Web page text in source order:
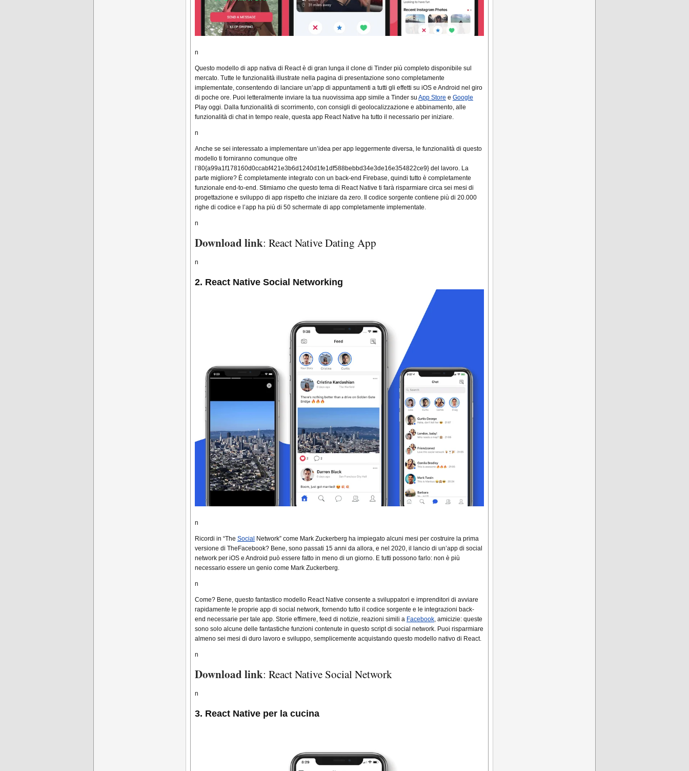
n
Questo modello di app nativa di React è di gran lunga il clone di Tinder più completo disponibile sul
mercato. Tutte le funzionalità illustrate nella pagina di presentazione sono completamente
implementate, consentendo di lanciare un’app di appuntamenti a tutti gli effetti su iOS e Android nel giro
di poche ore. Puoi letteralmente inviare la tua nuovissima app simile a Tinder su App Store e Google
Play oggi. Dalla funzionalità di scorrimento, con consigli di geolocalizzazione e abbinamento, alle
funzionalità di chat in tempo reale, questa app React Native ha tutto il necessario per iniziare.
n
Anche se sei interessato a implementare un’idea per app leggermente diversa, le funzionalità di questo
modello ti forniranno comunque oltre
l’80{a99a1f178160d0ccabf421e3b6d1240d1fe1df588bebbd34e3de16e354822ce9} del lavoro. La
parte migliore? È completamente integrato con un back-end Firebase, quindi tutto è completamente
funzionale end-to-end. Stimiamo che questo tema di React Native ti farà risparmiare circa sei mesi di
progettazione e sviluppo di app rispetto che iniziare da zero. Il codice sorgente contiene più di 20.000
righe di codice e l’app ha più di 50 schermate di app completamente implementate.
n
Download link: React Native Dating App
n
2. React Native Social Networking
n
Ricordi in “The Social Network” come Mark Zuckerberg ha impiegato alcuni mesi per costruire la prima
versione di TheFacebook? Bene, sono passati 15 anni da allora, e nel 2020, il lancio di un’app di social
network per iOS e Android può essere fatto in meno di un giorno. E tutti possono farlo: non è più
necessario essere un genio come Mark Zuckerberg.
n
Come? Bene, questo fantastico modello React Native consente a sviluppatori e imprenditori di avviare
rapidamente le proprie app di social network, fornendo tutto il codice sorgente e le integrazioni back-
end necessarie per tale app. Storie effimere, feed di notizie, reazioni simili a Facebook , amicizie: queste
sono solo alcune delle fantastiche funzioni contenute in questo script di social network. Puoi risparmiare
almeno sei mesi di duro lavoro e sviluppo, semplicemente acquistando questo modello nativo di React.
n
Download link: React Native Social Network
n
3. React Native per la cucina